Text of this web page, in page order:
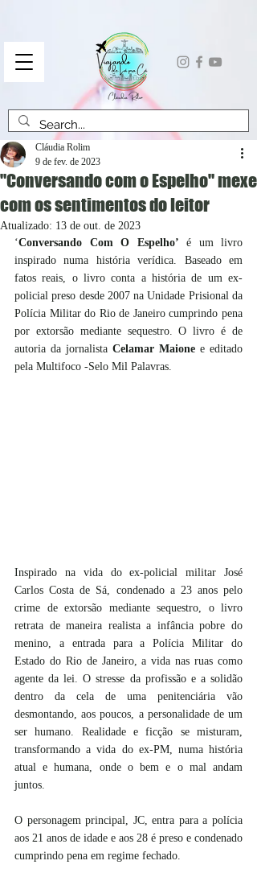
"Conversando com o Espelho" mexe
com os sentimentos do leitor
Cláudia Rolim
9 de fev. de 2023
Atualizado: 13 de out. de 2023
‘Conversando Com O Espelho’ é um livro
inspirado numa história verídica. Baseado em
fatos reais, o livro conta a história de um ex-
policial preso desde 2007 na Unidade Prisional da
Polícia Militar do Rio de Janeiro cumprindo pena
por extorsão mediante sequestro. O livro é de
autoria da jornalista Celamar Maione e editado
pela Multifoco -Selo Mil Palavras.
Inspirado na vida do ex-policial militar José
Carlos Costa de Sá, condenado a 23 anos pelo
crime de extorsão mediante sequestro, o livro
retrata de maneira realista a infância pobre do
menino, a entrada para a Polícia Militar do
Estado do Rio de Janeiro, a vida nas ruas como
agente da lei. O stresse da profissão e a solidão
dentro da cela de uma penitenciária vão
desmontando, aos poucos, a personalidade de um
ser humano. Realidade e ficção se misturam,
transformando a vida do ex-PM, numa história
atual e humana, onde o bem e o mal andam
juntos.
O personagem principal, JC, entra para a polícia
aos 21 anos de idade e aos 28 é preso e condenado
cumprindo pena em regime fechado.